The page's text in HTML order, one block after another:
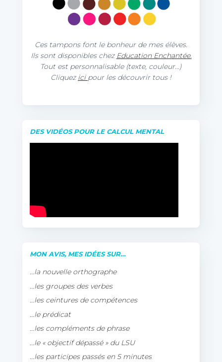
Ces tampons font le bonheur de mes élèves.
Ils sont disponibles chez Education Enchantée.
Tout est personnalisable (texte, couleur…)
Cliquez ici pour les découvrir tous !
DES VIDÉOS POUR LE CALCUL MENTAL
MON AVIS, MES IDÉES SUR…
…la nouvelle orthographe
…les groupes des verbes
…les ceintures de compétences
…le prédicat
…les compléments de phrase
…le « objectif dépassé » du LSU
…les participes passés en 5 minutes